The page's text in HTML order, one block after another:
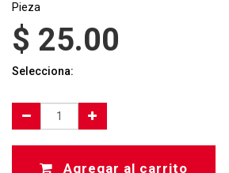
Pieza
$ 25.00
Selecciona:
Agregar al carrito